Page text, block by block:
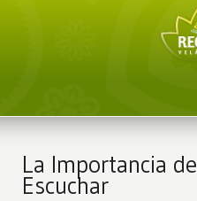
La Importancia de
Escuchar